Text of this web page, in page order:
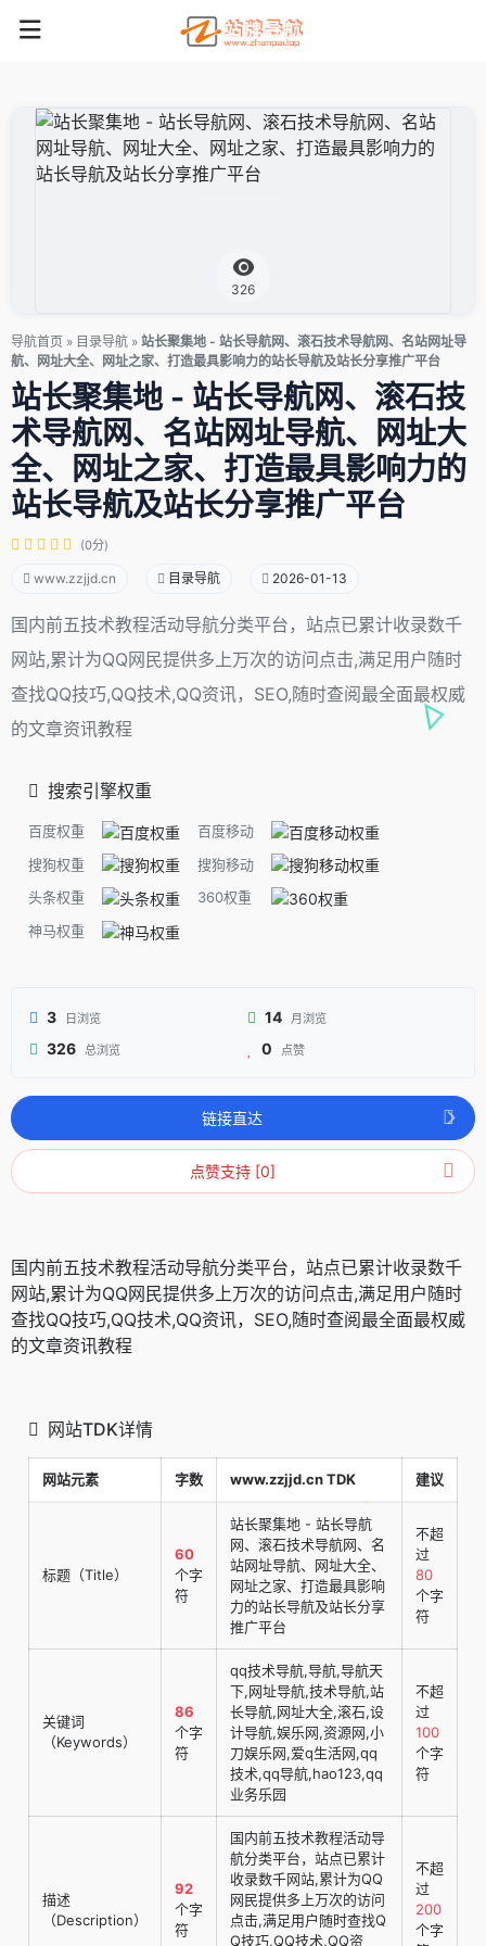
326
导航首页 » 目录导航 » 站长聚集地 - 站长导航网、滚石技术导航网、名站网址导
航、网址大全、网址之家、打造最具影响力的站长导航及站长分享推广平台
站长聚集地 - 站长导航网、滚石技
术导航网、名站网址导航、网址大
全、网址之家、打造最具影响力的
站长导航及站长分享推广平台
(0分)
www.zzjjd.cn 目录导航 2026-01-13
国内前五技术教程活动导航分类平台，站点已累计收录数千
网站,累计为QQ网民提供多上万次的访问点击,满足用户随时
查找QQ技巧,QQ技术,QQ资讯，SEO,随时查阅最全面最权威
的文章资讯教程
搜索引擎权重
百度权重
百度移动
搜狗权重
搜狗移动
头条权重
360权重
神马权重
3 日浏览 14 月浏览
326 总浏览 0 点赞
链接直达
点赞支持 [0]
国内前五技术教程活动导航分类平台，站点已累计收录数千
网站,累计为QQ网民提供多上万次的访问点击,满足用户随时
查找QQ技巧,QQ技术,QQ资讯，SEO,随时查阅最全面最权威
的文章资讯教程
网站TDK详情
网站元素 字数 www.zzjjd.cn TDK 建议
标题（Title）
60
个字
符
站长聚集地 - 站长导航
网、滚石技术导航网、名
站网址导航、网址大全、
网址之家、打造最具影响
力的站长导航及站长分享
推广平台
不超
过
80
个字
符
关键词
（Keywords）
86
个字
符
qq技术导航,导航,导航天
下,网址导航,技术导航,站
长导航,网址大全,滚石,设
计导航,娱乐网,资源网,小
刀娱乐网,爱q生活网,qq
技术,qq导航,hao123,qq
业务乐园
不超
过
100
个字
符
描述
（Description）
92
个字
符
国内前五技术教程活动导
航分类平台，站点已累计
收录数千网站,累计为QQ
网民提供多上万次的访问
点击,满足用户随时查找Q
Q技巧,QQ技术,QQ资
不超
过
200
个字